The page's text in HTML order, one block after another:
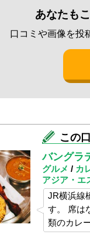
のセットはランチ
ットはチキンセッ
いうと、チキンカ
ナン、ドリンク、
はバニラアイス、
、チキンスープと
くなってしまった
れる独特な（現地
あなたも
口コミや画像を投
この
バングラ
グルメ / カ
アジア・エ
JR横浜線
す。 席は
類のカレ